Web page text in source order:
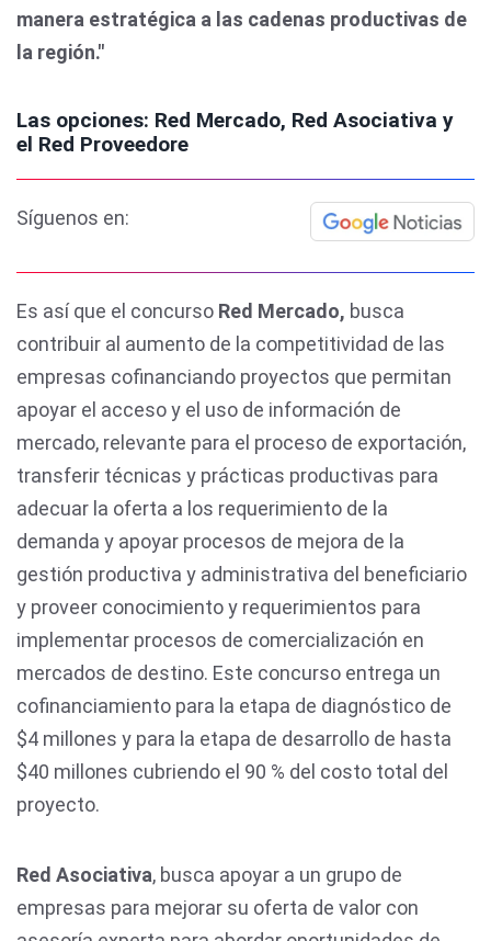
manera estratégica a las cadenas productivas de
la región."
Las opciones: Red Mercado, Red Asociativa y
el Red Proveedore
Síguenos en:
Es así que el concurso Red Mercado, busca
contribuir al aumento de la competitividad de las
empresas cofinanciando proyectos que permitan
apoyar el acceso y el uso de información de
mercado, relevante para el proceso de exportación,
transferir técnicas y prácticas productivas para
adecuar la oferta a los requerimiento de la
demanda y apoyar procesos de mejora de la
gestión productiva y administrativa del beneficiario
y proveer conocimiento y requerimientos para
implementar procesos de comercialización en
mercados de destino. Este concurso entrega un
cofinanciamiento para la etapa de diagnóstico de
$4 millones y para la etapa de desarrollo de hasta
$40 millones cubriendo el 90 % del costo total del
proyecto.
Red Asociativa, busca apoyar a un grupo de
empresas para mejorar su oferta de valor con